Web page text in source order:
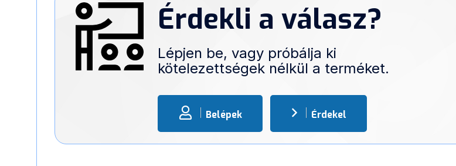
Érdekli a válasz?
Lépjen be, vagy próbálja ki
kötelezettségek nélkül a terméket.
Belépek Érdekel